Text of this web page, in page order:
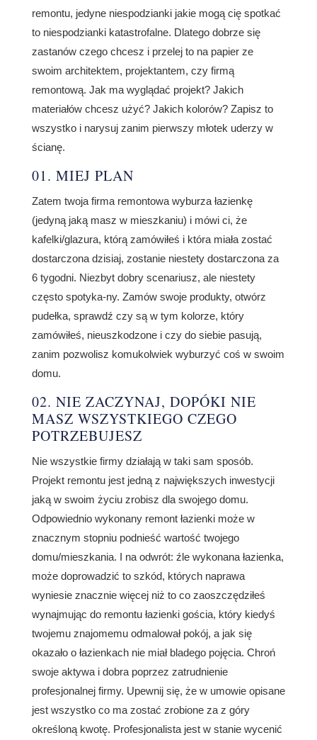
remontu, jedyne niespodzianki jakie mogą cię spotkać
to niespodzianki katastrofalne. Dlatego dobrze się
zastanów czego chcesz i przelej to na papier ze
swoim architektem, projektantem, czy firmą
remontową. Jak ma wyglądać projekt? Jakich
materiałów chcesz użyć? Jakich kolorów? Zapisz to
wszystko i narysuj zanim pierwszy młotek uderzy w
ścianę.
01. MIEJ PLAN
Zatem twoja firma remontowa wyburza łazienkę
(jedyną jaką masz w mieszkaniu) i mówi ci, że
kafelki/glazura, którą zamówiłeś i która miała zostać
dostarczona dzisiaj, zostanie niestety dostarczona za
6 tygodni. Niezbyt dobry scenariusz, ale niestety
często spotyka-ny. Zamów swoje produkty, otwórz
pudełka, sprawdź czy są w tym kolorze, który
zamówiłeś, nieuszkodzone i czy do siebie pasują,
zanim pozwolisz komukolwiek wyburzyć coś w swoim
domu.
02. NIE ZACZYNAJ, DOPÓKI NIE
MASZ WSZYSTKIEGO CZEGO
POTRZEBUJESZ
Nie wszystkie firmy działają w taki sam sposób.
Projekt remontu jest jedną z największych inwestycji
jaką w swoim życiu zrobisz dla swojego domu.
Odpowiednio wykonany remont łazienki może w
znacznym stopniu podnieść wartość twojego
domu/mieszkania. I na odwrót: źle wykonana łazienka,
może doprowadzić to szkód, których naprawa
wyniesie znacznie więcej niż to co zaoszczędziłeś
wynajmując do remontu łazienki gościa, który kiedyś
twojemu znajomemu odmalował pokój, a jak się
okazało o łazienkach nie miał bladego pojęcia. Chroń
swoje aktywa i dobra poprzez zatrudnienie
profesjonalnej firmy. Upewnij się, że w umowie opisane
jest wszystko co ma zostać zrobione za z góry
określoną kwotę. Profesjonalista jest w stanie wycenić